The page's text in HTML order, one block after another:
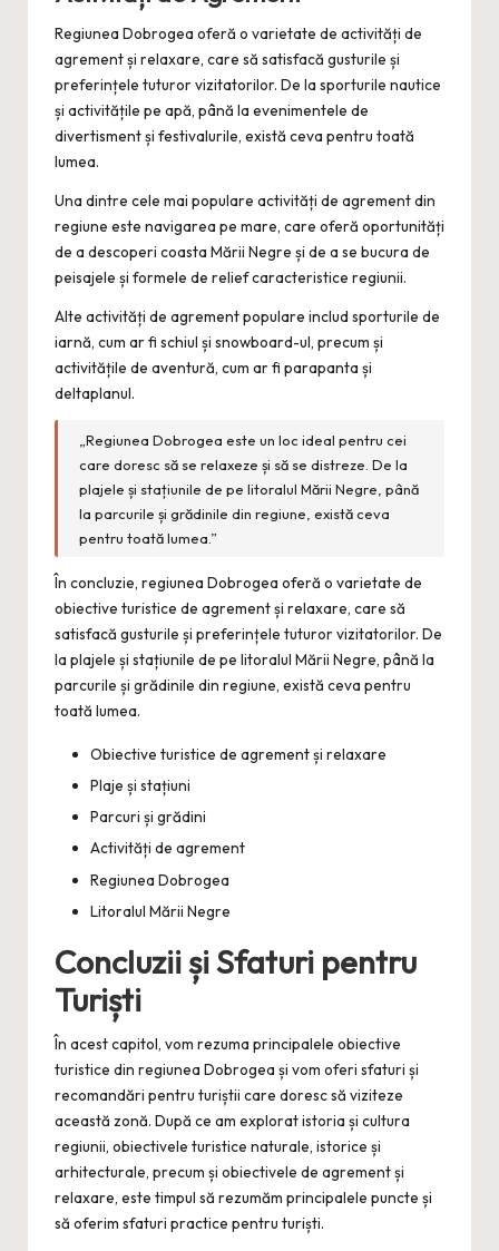
Regiunea Dobrogea oferă o varietate de activități de
agrement și relaxare, care să satisfacă gusturile și
preferințele tuturor vizitatorilor. De la sporturile nautice
și activitățile pe apă, până la evenimentele de
divertisment și festivalurile, există ceva pentru toată
lumea.
Una dintre cele mai populare activități de agrement din
regiune este navigarea pe mare, care oferă oportunități
de a descoperi coasta Mării Negre și de a se bucura de
peisajele și formele de relief caracteristice regiunii.
Alte activități de agrement populare includ sporturile de
iarnă, cum ar fi schiul și snowboard-ul, precum și
activitățile de aventură, cum ar fi parapanta și
deltaplanul.
„Regiunea Dobrogea este un loc ideal pentru cei
care doresc să se relaxeze și să se distreze. De la
plajele și stațiunile de pe litoralul Mării Negre, până
la parcurile și grădinile din regiune, există ceva
pentru toată lumea.”
În concluzie, regiunea Dobrogea oferă o varietate de
obiective turistice de agrement și relaxare, care să
satisfacă gusturile și preferințele tuturor vizitatorilor. De
la plajele și stațiunile de pe litoralul Mării Negre, până la
parcurile și grădinile din regiune, există ceva pentru
toată lumea.
Obiective turistice de agrement și relaxare
Plaje și stațiuni
Parcuri și grădini
Activități de agrement
Regiunea Dobrogea
Litoralul Mării Negre
Concluzii și Sfaturi pentru
Turiști
În acest capitol, vom rezuma principalele obiective
turistice din regiunea Dobrogea și vom oferi sfaturi și
recomandări pentru turiștii care doresc să viziteze
această zonă. După ce am explorat istoria și cultura
regiunii, obiectivele turistice naturale, istorice și
arhitecturale, precum și obiectivele de agrement și
relaxare, este timpul să rezumăm principalele puncte și
să oferim sfaturi practice pentru turiști.